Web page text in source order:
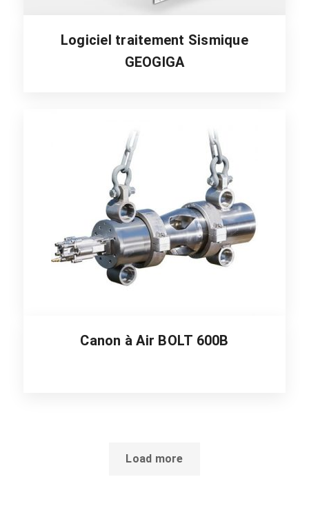
Logiciel traitement Sismique
GEOGIGA
Canon à Air BOLT 600B
Load more